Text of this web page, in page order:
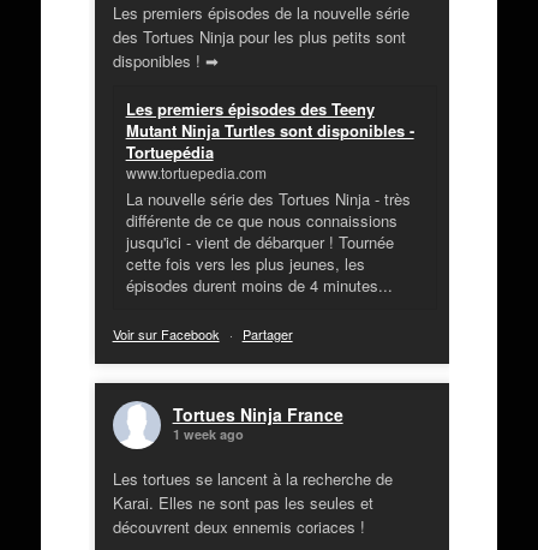
Les premiers épisodes de la nouvelle série
des Tortues Ninja pour les plus petits sont
disponibles ! ➡
Les premiers épisodes des Teeny
Mutant Ninja Turtles sont disponibles -
Tortuepédia
www.tortuepedia.com
La nouvelle série des Tortues Ninja - très
différente de ce que nous connaissions
jusqu'ici - vient de débarquer ! Tournée
cette fois vers les plus jeunes, les
épisodes durent moins de 4 minutes...
Voir sur Facebook · Partager
Tortues Ninja France
1 week ago
Les tortues se lancent à la recherche de
Karai. Elles ne sont pas les seules et
découvrent deux ennemis coriaces !